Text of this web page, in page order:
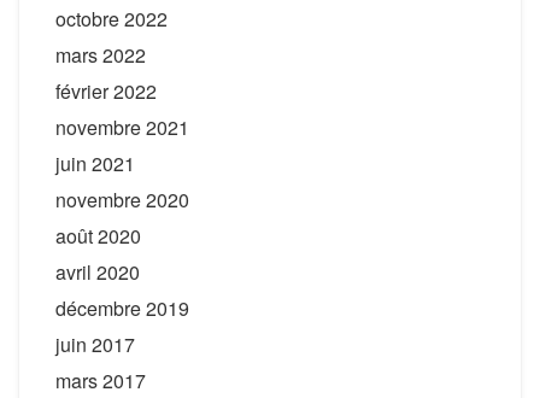
octobre 2022
mars 2022
février 2022
novembre 2021
juin 2021
novembre 2020
août 2020
avril 2020
décembre 2019
juin 2017
mars 2017